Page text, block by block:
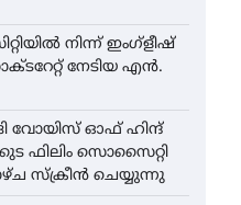
നിന്ന് ഇംഗ്ളീഷ്
നേടിയ എൻ.
ദി വോയിസ് ഓഫ് ഹിന്ദ്
ഫിലിം സൊസൈറ്റി
സ്‌ക്രീൻ ചെയ്യുന്നു